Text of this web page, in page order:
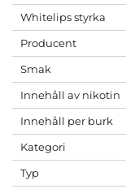
Whitelips styrka
Producent
Smak
Innehåll av nikotin
Innehåll per burk
Kategori
Typ